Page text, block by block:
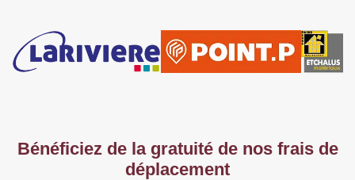
Bénéficiez de la gratuité de nos frais de
déplacement